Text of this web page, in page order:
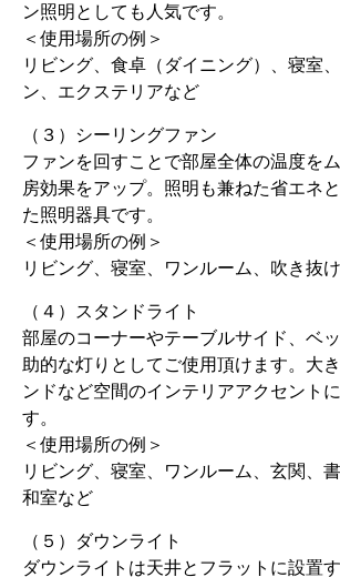
ン照明としても人気です。
＜使用場所の例＞
リビング、食卓（ダイニング）、寝室
ン、エクステリアなど
（３）シーリングファン
ファンを回すことで部屋全体の温度を
房効果をアップ。照明も兼ねた省エネ
た照明器具です。
＜使用場所の例＞
リビング、寝室、ワンルーム、吹き抜
（４）スタンドライト
部屋のコーナーやテーブルサイド、ベ
助的な灯りとしてご使用頂けます。大
ンドなど空間のインテリアアクセント
す。
＜使用場所の例＞
リビング、寝室、ワンルーム、玄関、
和室など
（５）ダウンライト
ダウンライトは天井とフラットに設置